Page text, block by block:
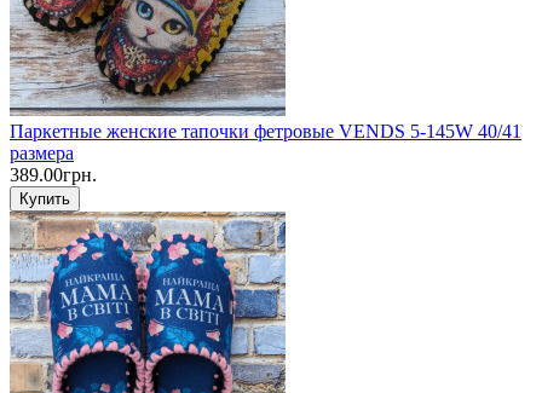
Паркетные женские тапочки фетровые VENDS 5-145W 40/41
размера
389.00грн.
Купить